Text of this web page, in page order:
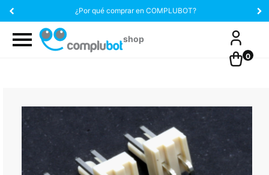
¿Por qué comprar en COMPLUBOT?
0